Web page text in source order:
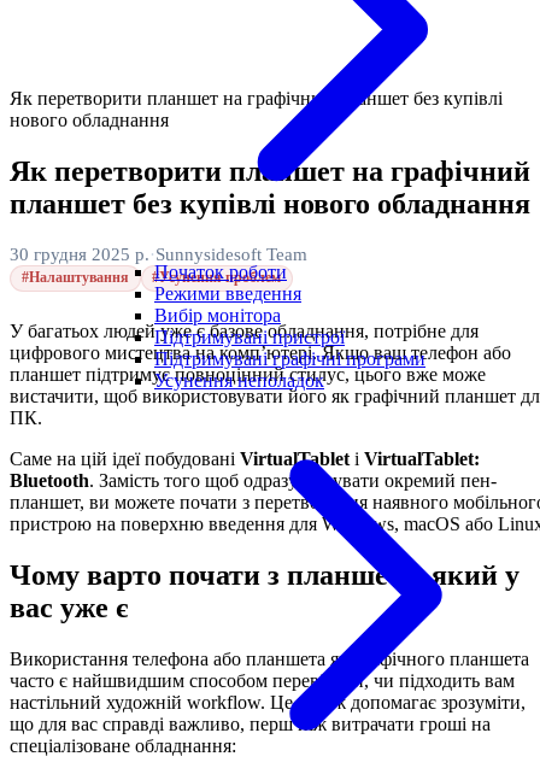
Початок роботи
Режими введення
Вибір монітора
Підтримувані пристрої
Підтримувані графічні програми
Усунення неполадок
Як перетворити планшет на графічний планшет без купівлі
нового обладнання
Як перетворити планшет на графічний
планшет без купівлі нового обладнання
30 грудня 2025 р.·Sunnysidesoft Team
#Налаштування #Усунення проблем
У багатьох людей уже є базове обладнання, потрібне для
цифрового мистецтва на комп’ютері. Якщо ваш телефон або
планшет підтримує повноцінний стилус, цього вже може
вистачити, щоб використовувати його як графічний планшет
ПК.
Саме на цій ідеї побудовані VirtualTablet і VirtualTablet:
Bluetooth. Замість того щоб одразу купувати окремий пен-
планшет, ви можете почати з перетворення наявного
пристрою на поверхню введення для Windows, macOS або
Чому варто почати з планшета, який у
вас уже є
Використання телефона або планшета як графічного планшета
часто є найшвидшим способом перевірити, чи підходить вам
настільний художній workflow. Це також допомагає зрозуміти,
що для вас справді важливо, перш ніж витрачати гроші на
спеціалізоване обладнання: